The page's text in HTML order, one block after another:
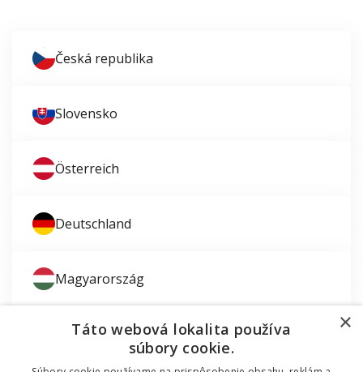
Česká republika
Slovensko
Österreich
Deutschland
Magyarország
×
Táto webová lokalita používa
súbory cookie.